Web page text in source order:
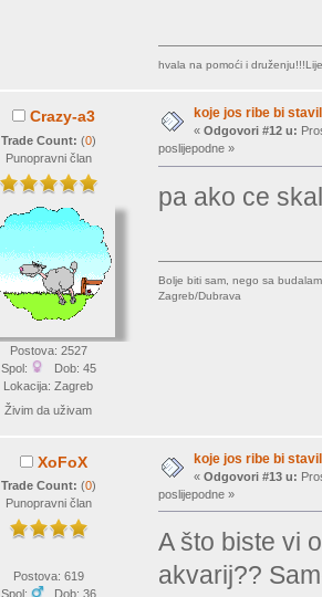
hvala na pomoći i
Crazy-a3
Trade Count: (0)
Punopravni član
Postova: 2527
Spol:
Dob: 45
Lokacija: Zagreb
Živim da uživam
koje jos ribe bi
« Odgovori #12 u:
poslijepodne »
pa ako ce
Bolje biti sam, nego sa
Zagreb/Dubrava
XoFoX
Trade Count: (0)
Punopravni član
Postova: 619
Spol:
Dob: 36
koje jos ribe bi
« Odgovori #13 u:
poslijepodne »
A što biste vi
akvarij??